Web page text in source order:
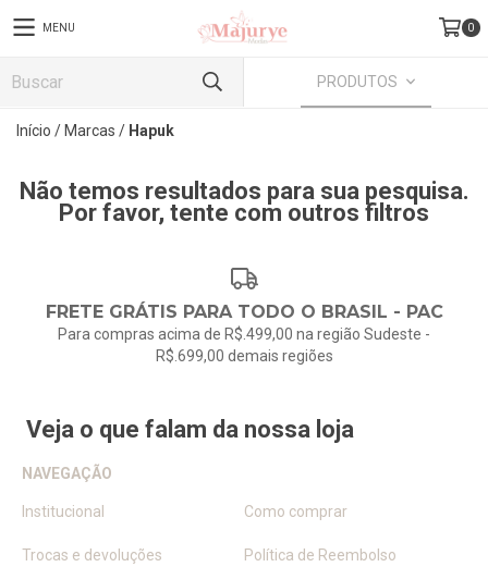
MENU 0
PRODUTOS
Início / Marcas / Hapuk
Não temos resultados para sua pesquisa.
Por favor, tente com outros filtros
FRETE GRÁTIS PARA TODO O BRASIL - PAC
Para compras acima de R$.499,00 na região Sudeste -
R$.699,00 demais regiões
Veja o que falam da nossa loja
NAVEGAÇÃO
Institucional Como comprar
Trocas e devoluções Política de Reembolso